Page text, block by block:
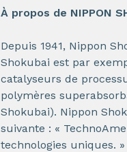
À propos de NIPPON
Depuis 1941, Nippon
Shokubai est par
catalyseurs de
polymères
Shokubai). Nippon
suivante : «
technologies uniques. »